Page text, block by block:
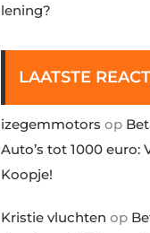
lening?
LAATSTE
izegemmotors op
Auto’s tot 1000 euro:
Koopje!
Kristie vluchten op